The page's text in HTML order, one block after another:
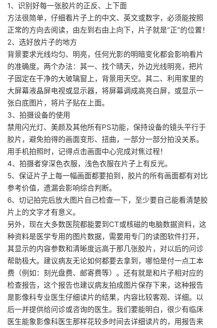
1、识别好每一张胶片的正反、上下面
方法很简单，仔细看片子上的中文、英文或数字，必须能按照
正常的方向去阅读，由左到右由上向下，片子就是“正”的位置！
2、选好放片子的地方
背景要求光线均匀、明亮，任何光影的明暗变化都会影响看片
的准确度。两个办法：其一、找个晴天，外边光线明亮，把片
子固定在干净的大玻璃窗上，背景用天空。其二、利用家里的
大屏幕液晶屏电视或显示器，将屏幕调成高亮白屏，或显示一
张白底图片，将片子贴在上面。
3、拍摄设备的使用
禁用闪光灯、美颜及其他所有PS功能，保持设备的镜头平行于
胶片，避免拍得的画面变形、扭曲，一部分一部分拍没关系。
用手机拍照时，记得点击画面中心完成对焦过程！
4、拍摄者穿深色衣服，浅色衣服在片子上有反光。
5、保证片子上每一幅画面都要拍到，胶片的所有画面都有对比
参考价值，遗漏会影响综合判断。
6、切记拍完后放大图片自己检查一下，至少要自己能看清楚胶
片上的文字才有意义。
另外，现在大多数医院都能要到CT或核磁的电脑数据资料，这
种资料是医学专用的图片数据，需要用专门的读图软件打开，
其显示的内容参数和清晰度远高于那几张胶片，对以后的问诊
帮助极大。建议病友无论如何都要去拿到，哪怕是付一点工本
费（例如：刻光盘费、邮寄费等）。还有就是和片子相对应的
检查报告，这个报告也建议病友拍成图片保存下来，这种报告
是影像科专业医生仔细读片的结果，内容比较客观、详细。以
后一并提供给问诊或咨询的医生。我们要能明白，很少有临床
医生能象影像科医生那样花较多时间去详细读片的，用报告来